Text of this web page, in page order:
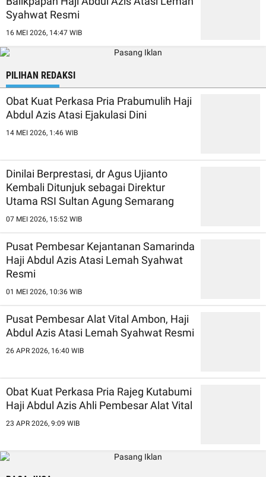
Syahwat Resmi
16 MEI 2026, 14:47 WIB
PILIHAN REDAKSI
Obat Kuat Perkasa Pria Prabumulih Haji
Abdul Azis Atasi Ejakulasi Dini
14 MEI 2026, 1:46 WIB
Dinilai Berprestasi, dr Agus Ujianto
Kembali Ditunjuk sebagai Direktur
Utama RSI Sultan Agung Semarang
07 MEI 2026, 15:52 WIB
Pusat Pembesar Kejantanan Samarinda
Haji Abdul Azis Atasi Lemah Syahwat
Resmi
01 MEI 2026, 10:36 WIB
Pusat Pembesar Alat Vital Ambon, Haji
Abdul Azis Atasi Lemah Syahwat Resmi
26 APR 2026, 16:40 WIB
Obat Kuat Perkasa Pria Rajeg Kutabumi
Haji Abdul Azis Ahli Pembesar Alat Vital
23 APR 2026, 9:09 WIB